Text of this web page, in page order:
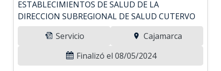
ESTABLECIMIENTOS DE SALUD DE LA
DIRECCION SUBREGIONAL DE SALUD CUTERVO
Servicio
Cajamarca
Finalizó el 08/05/2024